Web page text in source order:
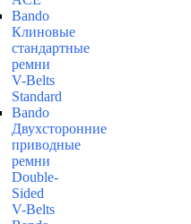
Bando
Клиновые
стандартные
ремни
V-Belts
Standard
Bando
Двухсторонние
приводные
ремни
Double-
Sided
V-Belts